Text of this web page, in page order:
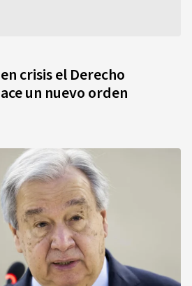
crisis el Derecho
un nuevo orden